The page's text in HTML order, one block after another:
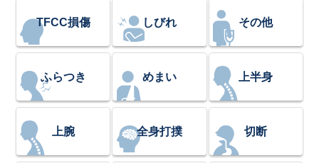
TFCC損傷 しびれ その他
ふらつき めまい 上半身
上腕 全身打撲 切断